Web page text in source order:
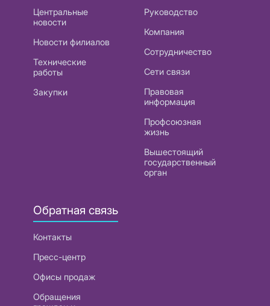
Центральные
новости
Новости филиалов
Технические
работы
Закупки
Руководство
Компания
Сотрудничество
Сети связи
Правовая
информация
Профсоюзная
жизнь
Вышестоящий
государственный
орган
Обратная связь
Контакты
Пресс-центр
Офисы продаж
Обращения